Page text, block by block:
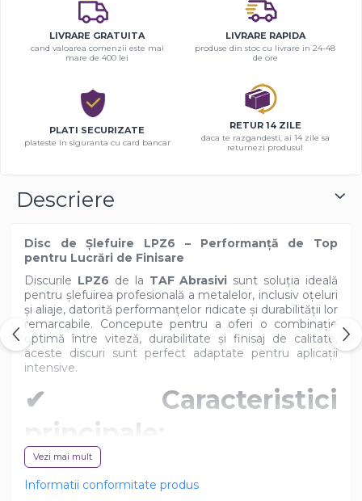
LIVRARE GRATUITA
cand valoarea comenzii este mai
mare de 400 lei
LIVRARE RAPIDA
produse din stoc cu livrare in 24-48
de ore
PLATI SECURIZATE
plateste in siguranta cu card bancar
RETUR 14 ZILE
daca te razgandesti, ai 14 zile sa
returnezi produsul
Descriere
Disc de Șlefuire LPZ6 – Performanță de Top
pentru Lucrări de Finisare
Discurile LPZ6 de la TAF Abrasivi sunt soluția ideală
pentru șlefuirea profesională a metalelor, inclusiv oțeluri
și aliaje, datorită performanțelor ridicate și durabilității lor
remarcabile. Concepute pentru a oferi o combinație
optimă între viteză, durabilitate și finisaj de calitate,
aceste discuri sunt perfect adaptate pentru aplicații
intensive.
✔ Caracteristici
principale:
MATERIAL ABRAZIV DE CALITATE
Vezi mai mult
Informatii conformitate produs